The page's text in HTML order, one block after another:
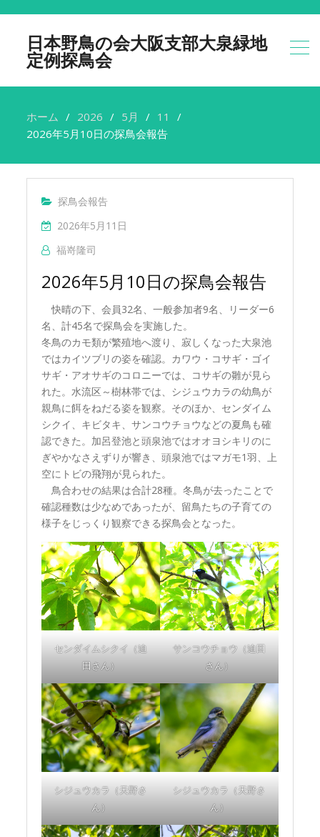
日本野鳥の会大阪支部大泉緑地
定例探鳥会
ホーム 2026 5月
11
2026年5月10日の探鳥会報告
探鳥会報告
2026年5月11日
福嵜隆司
2026年5月10日の探鳥会報告
快晴の下、会員32名、一般参加者9名、リーダー6
名、計45名で探鳥会を実施した。
冬鳥のカモ類が繁殖地へ渡り、寂しくなった大泉池
ではカイツブリの姿を確認。カワウ・コサギ・ゴイ
サギ・アオサギのコロニーでは、コサギの雛が見ら
れた。水流区～樹林帯では、シジュウカラの幼鳥が
親鳥に餌をねだる姿を観察。そのほか、センダイム
シクイ、キビタキ、サンコウチョウなどの夏鳥も確
認できた。加呂登池と頭泉池ではオオヨシキリのに
ぎやかなさえずりが響き、頭泉池ではマガモ1羽、上
空にトビの飛翔が見られた。
鳥合わせの結果は合計28種。冬鳥が去ったことで
確認種数は少なめであったが、留鳥たちの子育ての
様子をじっくり観察できる探鳥会となった。
センダイムシクイ（迫
田さん）
サンコウチョウ（迫田
さん）
シジュウカラ（天野さ
ん）
シジュウカラ（天野さ
ん）